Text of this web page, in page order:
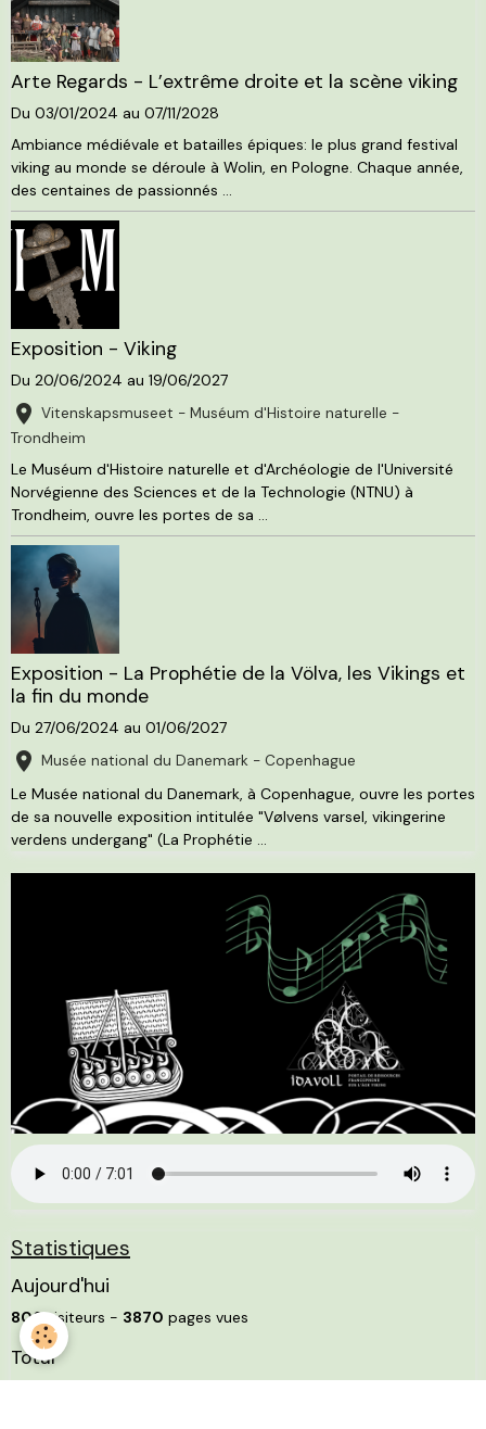
Arte Regards - L’extrême droite et la scène viking
Du 03/01/2024 au 07/11/2028
Ambiance médiévale et batailles épiques: le plus grand festival
viking au monde se déroule à Wolin, en Pologne. Chaque année,
des centaines de passionnés ...
Exposition - Viking
Du 20/06/2024 au 19/06/2027
Vitenskapsmuseet - Muséum d'Histoire naturelle -
Trondheim
Le Muséum d'Histoire naturelle et d'Archéologie de l'Université
Norvégienne des Sciences et de la Technologie (NTNU) à
Trondheim, ouvre les portes de sa ...
Exposition - La Prophétie de la Völva, les Vikings et
la fin du monde
Du 27/06/2024 au 01/06/2027
Musée national du Danemark - Copenhague
Le Musée national du Danemark, à Copenhague, ouvre les portes
de sa nouvelle exposition intitulée "Vølvens varsel, vikingerine
verdens undergang" (La Prophétie ...
Statistiques
Aujourd'hui
806visiteurs - 3870 pages vues
Total